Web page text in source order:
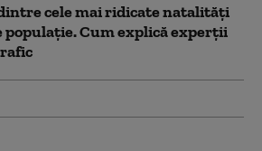
cele mai ridicate natalități
populație. Cum explică experții